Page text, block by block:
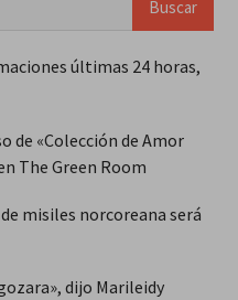
últimas 24 horas,
de «Colección de Amor
The Green Room
misiles norcoreana será
dijo Marileidy